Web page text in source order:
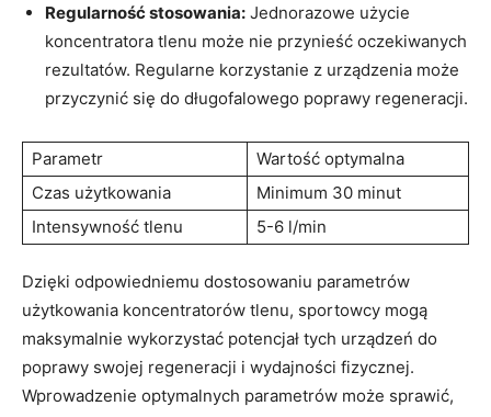
Regularność ‌stosowania: Jednorazowe użycie
koncentratora tlenu może nie​ przynieść oczekiwanych
‍rezultatów. Regularne korzystanie⁣ z urządzenia może⁣
przyczynić się ‍do⁤ długofalowego poprawy‌ regeneracji.
Parametr
Wartość optymalna
Czas użytkowania
Minimum 30 minut
Intensywność tlenu
5-6 l/min
Dzięki odpowiedniemu dostosowaniu parametrów
użytkowania koncentratorów tlenu, sportowcy ​mogą
⁣maksymalnie wykorzystać potencjał tych urządzeń do
poprawy swojej ⁢regeneracji i wydajności⁢ fizycznej.
Wprowadzenie optymalnych parametrów może sprawić,⁣